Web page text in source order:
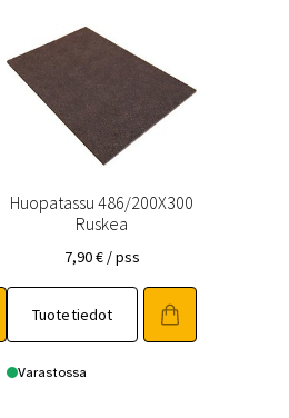
Huopatassu 486/200X300
Ruskea
7,90€ / pss
Tuotetiedot
Varastossa